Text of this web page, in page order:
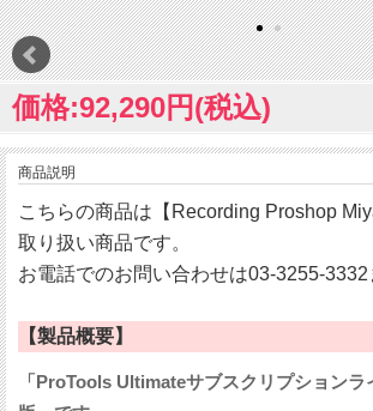
価格:92,290円(税込)
商品説明
こちらの商品は【Recording Proshop
取り扱い商品です。
お電話でのお問い合わせは03-3255-3332
【製品概要】
「ProTools Ultimateサブスクリプションラ